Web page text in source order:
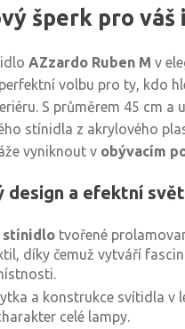
šperk pro
AZzardo Ruben M v
volbu pro ty, kdo
S průměrem 45 cm a
stínidla z akrylového
vyniknout v obývacím
design a efektní
stínidlo tvořené
díky čemuž vytváří
a konstrukce svítidla v
celé lampy.